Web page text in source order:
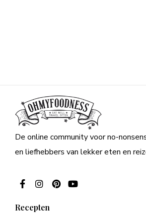
De online community voor no-
en liefhebbers van lekker eten en
Recepten